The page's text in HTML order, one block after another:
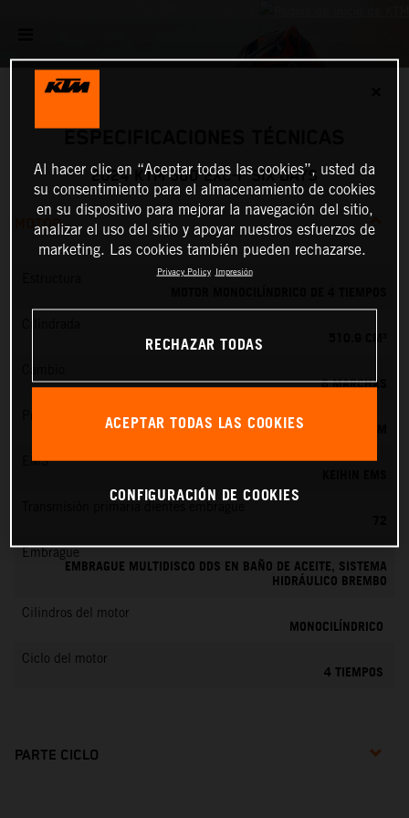
2024 KTM 500 EXC-F SIX DAYS
MOTOR
6 MARCHAS
Preparación de la mezcla
KEIHIN EFI, TOBERA DE 42 MM
EMS
Embrague
EMBRAGUE MULTIDISCO DDS EN BAÑO DE ACEITE, SISTEMA
HIDRÁULICO BREMBO
Cilindros del motor
MONOCILÍNDRICO
Ciclo del motor
4 TIEMPOS
PARTE CICLO
Al hacer clic en “Aceptar todas las cookies”, usted da
su consentimiento para el almacenamiento de cookies
en su dispositivo para mejorar la navegación del sitio,
analizar el uso del sitio y apoyar nuestros esfuerzos de
marketing. Las cookies también pueden rechazarse.
Privacy Policy Impresión
RECHAZAR TODAS
ACEPTAR TODAS LAS COOKIES
CONFIGURACIÓN DE COOKIES